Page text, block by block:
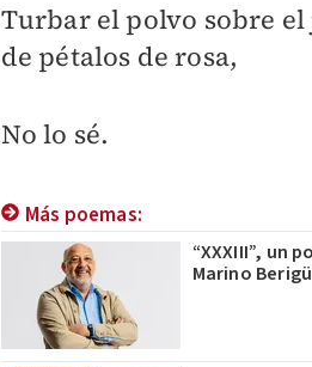
Turbar el polvo sobre
de pétalos de rosa,
No lo sé.
Más poemas:
“XXXIII”, un
Marino